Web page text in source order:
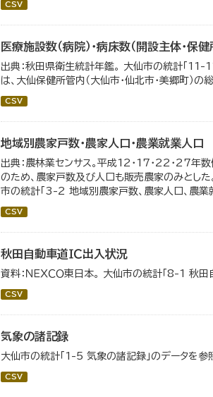
CSV
医療施設数（病院）・病床数（開設主体・保健
出典：秋田県衛生統計年鑑。 大仙市の統計「11-
は、大仙保健所管内（大仙市・仙北市・美郷町）の
CSV
地域別農家戸数・農家人口・農業就業人口
出典：農林業センサス。平成12・17・22・27年
のため、農家戸数及び人口も販売農家のみとした
市の統計「3-2 地域別農家戸数、農家人口、農業
CSV
秋田自動車道ＩＣ出入状況
資料：ＮＥＸＣＯ東日本。 大仙市の統計「8-1 秋田
CSV
気象の諸記録
大仙市の統計「1-5 気象の諸記録」のデータを参
CSV